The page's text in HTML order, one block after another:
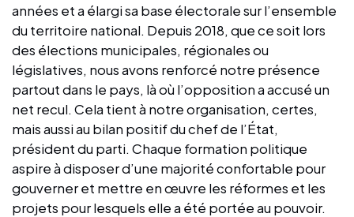
années et a élargi sa base électorale sur l’ensemble
du territoire national. Depuis 2018, que ce soit lors
des élections municipales, régionales ou
législatives, nous avons renforcé notre présence
partout dans le pays, là où l’opposition a accusé un
net recul. Cela tient à notre organisation, certes,
mais aussi au bilan positif du chef de l’État,
président du parti. Chaque formation politique
aspire à disposer d’une majorité confortable pour
gouverner et mettre en œuvre les réformes et les
projets pour lesquels elle a été portée au pouvoir.